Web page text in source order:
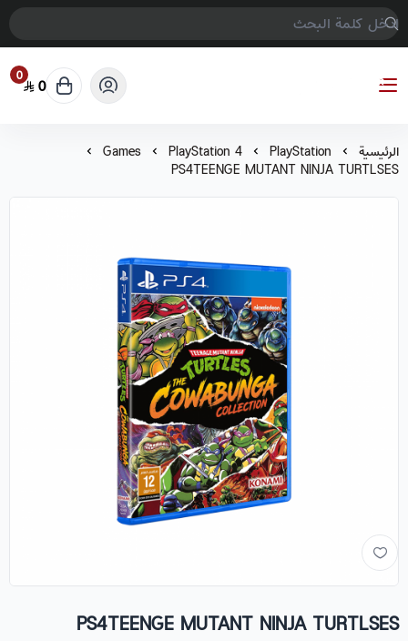
COMPTER GAMES
0 0
الرئيسية PlayStation
PlayStation 4
Games
PS4TEENGE MUTANT NINJA TURTLSES
PS4TEENGE MUTANT NINJA TURTLSES